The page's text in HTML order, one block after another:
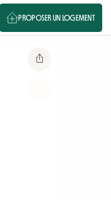
PROPOSER UN LOGEMENT